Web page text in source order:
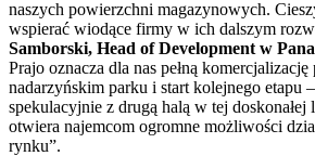
naszych powierzchni magazynowych.
wspierać wiodące firmy w ich dalszym
Samborski, Head of Development w
Prajo oznacza dla nas pełną
nadarzyńskim parku i start kolejnego etapu
spekulacyjnie z drugą halą w tej doskonałej
otwiera najemcom ogromne możliwości
rynku”.